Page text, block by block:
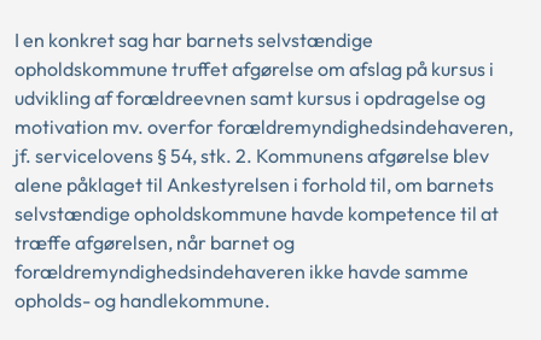
I en konkret sag har barnets selvstændige
opholdskommune truffet afgørelse om afslag på kursus i
udvikling af forældreevnen samt kursus i opdragelse og
motivation mv. overfor forældremyndighedsindehaveren,
jf. servicelovens § 54, stk. 2. Kommunens afgørelse blev
alene påklaget til Ankestyrelsen i forhold til, om barnets
selvstændige opholdskommune havde kompetence til at
træffe afgørelsen, når barnet og
forældremyndighedsindehaveren ikke havde samme
opholds- og handlekommune.